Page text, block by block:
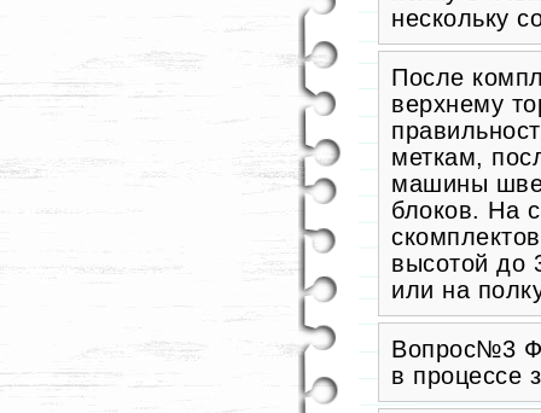
нескольку
После
верхнему
меткам,
машины
блоков. На
высотой до
или на
Вопрос№3
в процессе